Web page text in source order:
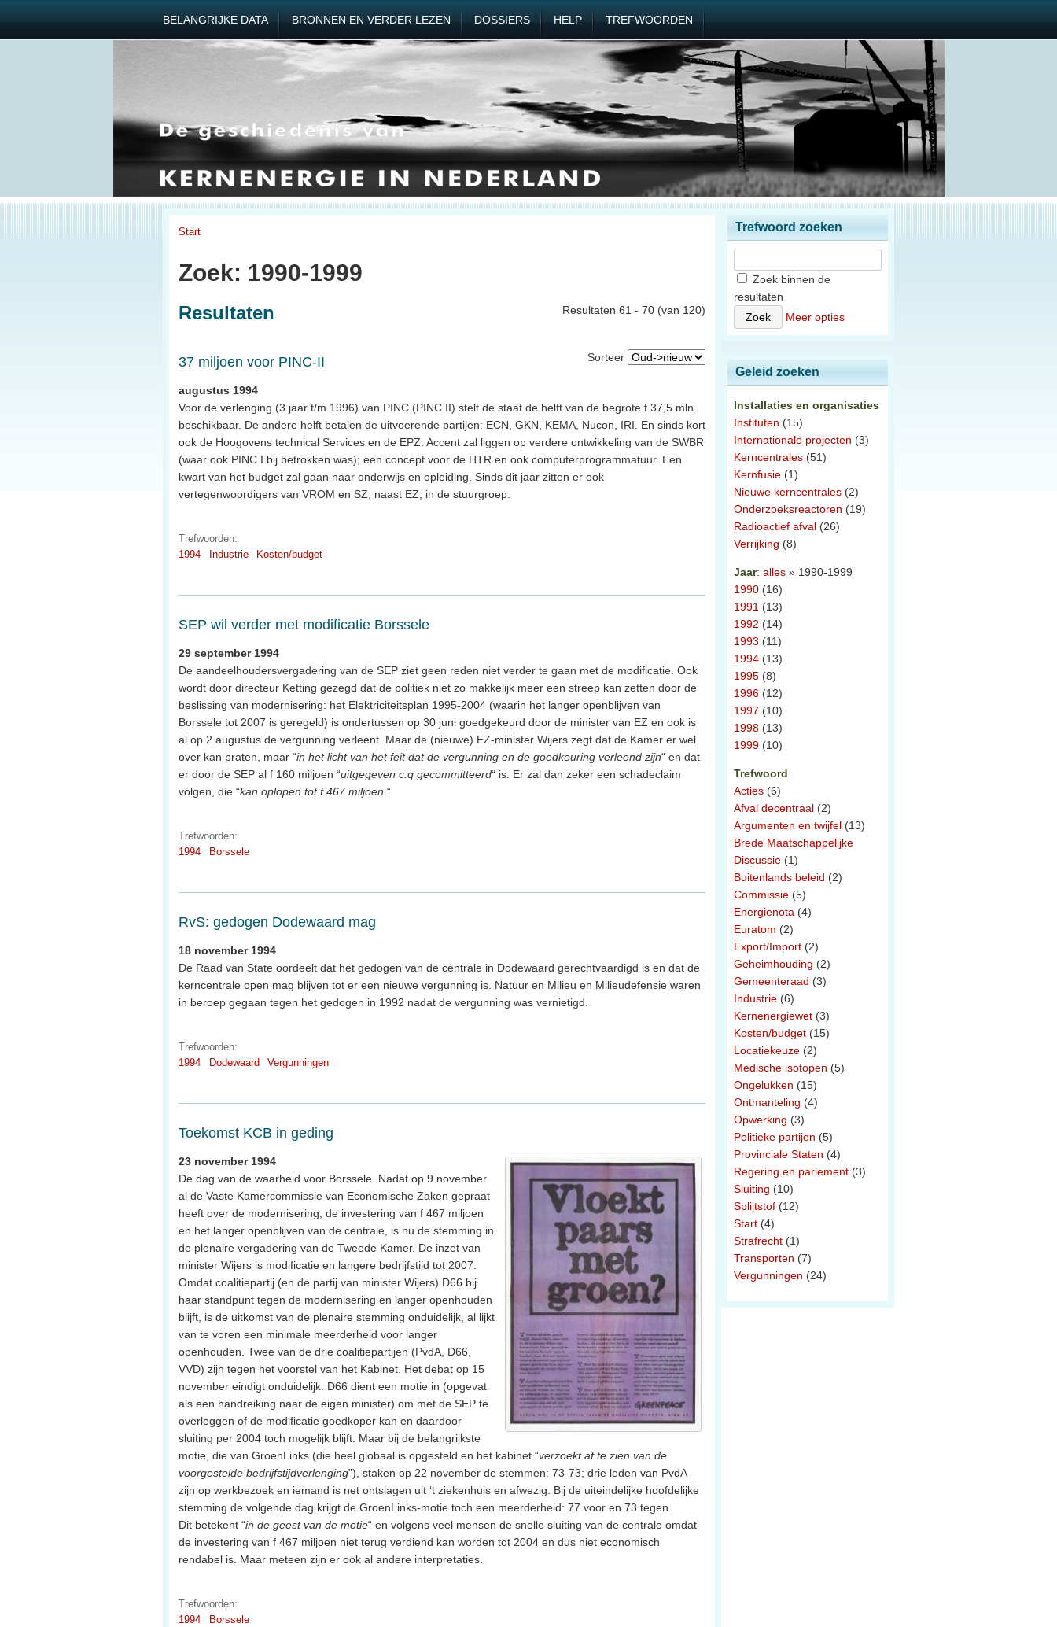
BELANGRIJKE DATA BRONNEN EN VERDER LEZEN DOSSIERS HELP TREFWOORDEN
Start
Zoek: 1990-1999
Resultaten 61 - 70 (van 120)
Resultaten
Sorteer
37 miljoen voor PINC-II
augustus 1994
Voor de verlenging (3 jaar t/m 1996) van PINC (PINC II) stelt de staat de helft van de begrote f 37,5 mln.
beschikbaar. De andere helft betalen de uitvoerende partijen: ECN, GKN, KEMA, Nucon, IRI. En sinds kort
ook de Hoogovens technical Services en de EPZ. Accent zal liggen op verdere ontwikkeling van de SWBR
(waar ook PINC I bij betrokken was); een concept voor de HTR en ook computerprogrammatuur. Een
kwart van het budget zal gaan naar onderwijs en opleiding. Sinds dit jaar zitten er ook
vertegenwoordigers van VROM en SZ, naast EZ, in de stuurgroep.
Trefwoorden:
1994
Industrie Kosten/budget
SEP wil verder met modificatie Borssele
29 september 1994
De aandeelhoudersvergadering van de SEP ziet geen reden niet verder te gaan met de modificatie. Ook
wordt door directeur Ketting gezegd dat de politiek niet zo makkelijk meer een streep kan zetten door de
beslissing van modernisering: het Elektriciteitsplan 1995-2004 (waarin het langer openblijven van
Borssele tot 2007 is geregeld) is ondertussen op 30 juni goedgekeurd door de minister van EZ en ook is
al op 2 augustus de vergunning verleent. Maar de (nieuwe) EZ-minister Wijers zegt dat de Kamer er wel
over kan praten, maar “in het licht van het feit dat de vergunning en de goedkeuring verleend zijn“ en dat
er door de SEP al f 160 miljoen “uitgegeven c.q gecommitteerd“ is. Er zal dan zeker een schadeclaim
volgen, die “kan oplopen tot f 467 miljoen .“
Trefwoorden:
1994
Borssele
RvS: gedogen Dodewaard mag
18 november 1994
De Raad van State oordeelt dat het gedogen van de centrale in Dodewaard gerechtvaardigd is en dat de
kerncentrale open mag blijven tot er een nieuwe vergunning is. Natuur en Milieu en Milieudefensie waren
in beroep gegaan tegen het gedogen in 1992 nadat de vergunning was vernietigd.
Trefwoorden:
1994
Dodewaard Vergunningen
Toekomst KCB in geding
23 november 1994
De dag van de waarheid voor Borssele. Nadat op 9 november
al de Vaste Kamercommissie van Economische Zaken gepraat
heeft over de modernisering, de investering van f 467 miljoen
en het langer openblijven van de centrale, is nu de stemming in
de plenaire vergadering van de Tweede Kamer. De inzet van
minister Wijers is modificatie en langere bedrijfstijd tot 2007.
Omdat coalitiepartij (en de partij van minister Wijers) D66 bij
haar standpunt tegen de modernisering en langer openhouden
blijft, is de uitkomst van de plenaire stemming onduidelijk, al lijkt
van te voren een minimale meerderheid voor langer
openhouden. Twee van de drie coalitiepartijen (PvdA, D66,
VVD) zijn tegen het voorstel van het Kabinet. Het debat op 15
november eindigt onduidelijk: D66 dient een motie in (opgevat
als een handreiking naar de eigen minister) om met de SEP te
overleggen of de modificatie goedkoper kan en daardoor
sluiting per 2004 toch mogelijk blijft. Maar bij de belangrijkste
motie, die van GroenLinks (die heel globaal is opgesteld en het kabinet “verzoekt af te zien van de
voorgestelde bedrijfstijdverlenging”), staken op 22 november de stemmen: 73-73; drie leden van PvdA
zijn op werkbezoek en iemand is net ontslagen uit ‘t ziekenhuis en afwezig. Bij de uiteindelijke hoofdelijke
stemming de volgende dag krijgt de GroenLinks-motie toch een meerderheid: 77 voor en 73 tegen.
Dit betekent “in de geest van de motie“ en volgens veel mensen de snelle sluiting van de centrale omdat
de investering van f 467 miljoen niet terug verdiend kan worden tot 2004 en dus niet economisch
rendabel is. Maar meteen zijn er ook al andere interpretaties.
Trefwoorden:
1994
Borssele
Trefwoord zoeken
Zoek binnen de
resultaten
Meer opties
Geleid zoeken
Installaties en organisaties
Instituten (15)
Internationale projecten (3)
Kerncentrales (51)
Kernfusie (1)
Nieuwe kerncentrales (2)
Onderzoeksreactoren (19)
Radioactief afval (26)
Verrijking (8)
Jaar: alles » 1990-1999
1990 (16)
1991 (13)
1992 (14)
1993 (11)
1994 (13)
1995 (8)
1996 (12)
1997 (10)
1998 (13)
1999 (10)
Trefwoord
Acties (6)
Afval decentraal (2)
Argumenten en twijfel (13)
Brede Maatschappelijke
Discussie (1)
Buitenlands beleid (2)
Commissie (5)
Energienota (4)
Euratom (2)
Export/Import (2)
Geheimhouding (2)
Gemeenteraad (3)
Industrie (6)
Kernenergiewet (3)
Kosten/budget (15)
Locatiekeuze (2)
Medische isotopen (5)
Ongelukken (15)
Ontmanteling (4)
Opwerking (3)
Politieke partijen (5)
Provinciale Staten (4)
Regering en parlement (3)
Sluiting (10)
Splijtstof (12)
Start (4)
Strafrecht (1)
Transporten (7)
Vergunningen (24)